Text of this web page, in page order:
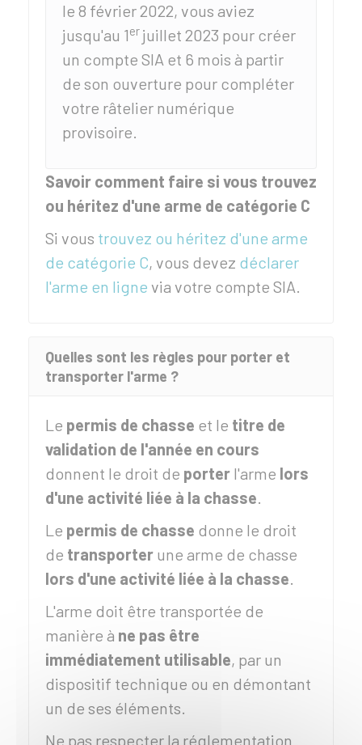
le 8 février 2022, vous aviez
jusqu'au 1er juillet 2023 pour créer
un compte SIA et 6 mois à partir
de son ouverture pour compléter
votre râtelier numérique
provisoire.
Savoir comment faire si vous trouvez
ou héritez d'une arme de catégorie C
Si vous trouvez ou héritez d'une arme
de catégorie C, vous devez déclarer
l'arme en ligne via votre compte SIA.
Quelles sont les règles pour porter et
transporter l'arme ?
Le permis de chasse et le titre de
validation de l'année en cours
donnent le droit de porter l'arme lors
d'une activité liée à la chasse.
Le permis de chasse donne le droit
de transporter une arme de chasse
lors d'une activité liée à la chasse.
L'arme doit être transportée de
manière à ne pas être
immédiatement utilisable, par un
dispositif technique ou en démontant
un de ses éléments.
Ne pas respecter la réglementation